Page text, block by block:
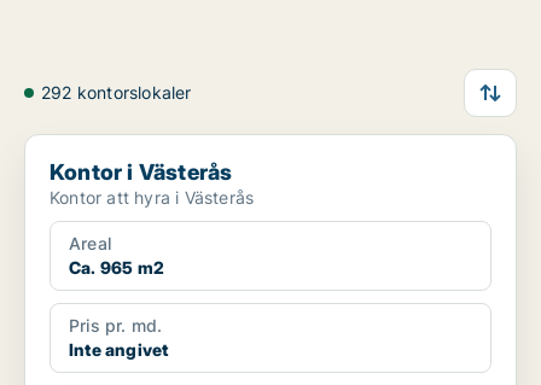
292 kontorslokaler
Kontor i Västerås
Kontor i Västerås
Kontor att hyra i Västerås
Areal
Ca. 965 m2
Pris pr. md.
Inte angivet